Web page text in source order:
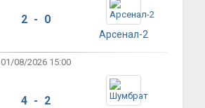
2 - 0
Арсенал-2
01/08/2026 15:00
4 - 2